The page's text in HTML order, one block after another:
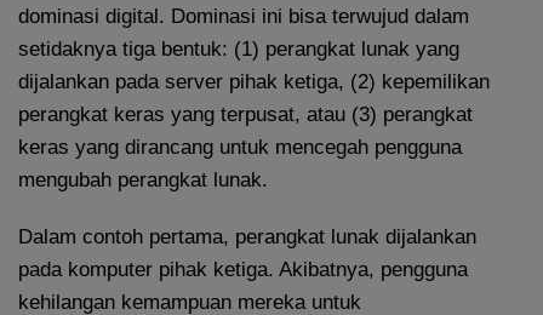
dominasi digital. Dominasi ini bisa terwujud dalam
setidaknya tiga bentuk: (1) perangkat lunak yang
dijalankan pada server pihak ketiga, (2) kepemilikan
perangkat keras yang terpusat, atau (3) perangkat
keras yang dirancang untuk mencegah pengguna
mengubah perangkat lunak.
Dalam contoh pertama, perangkat lunak dijalankan
pada komputer pihak ketiga. Akibatnya, pengguna
kehilangan kemampuan mereka untuk